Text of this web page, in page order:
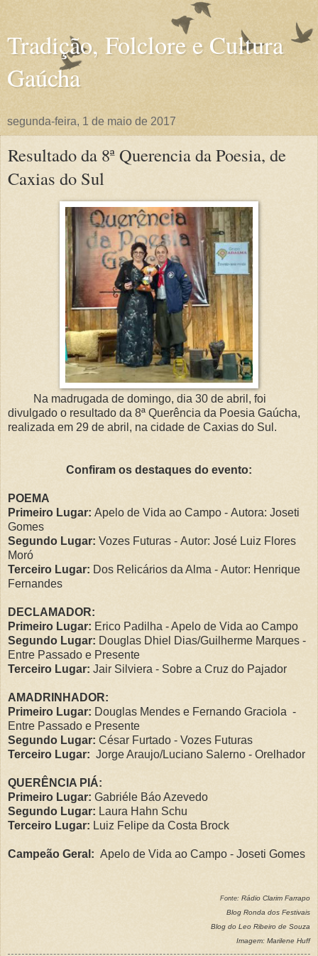
Tradição, Folclore e Cultura
Gaúcha
segunda-feira, 1 de maio de 2017
Resultado da 8ª Querencia da Poesia, de
Caxias do Sul
Na madrugada de domingo, dia 30 de abril, foi
divulgado o resultado da 8ª Querência da Poesia Gaúcha,
realizada em 29 de abril, na cidade de Caxias do Sul.
Confiram os destaques do evento:
POEMA
Primeiro Lugar: Apelo de Vida ao Campo - Autora: Joseti
Gomes
Segundo Lugar: Vozes Futuras - Autor: José Luiz Flores
Moró
Terceiro Lugar: Dos Relicários da Alma - Autor: Henrique
Fernandes
DECLAMADOR:
Primeiro Lugar: Erico Padilha - Apelo de Vida ao Campo
Segundo Lugar: Douglas Dhiel Dias/Guilherme Marques -
Entre Passado e Presente
Terceiro Lugar: Jair Silviera - Sobre a Cruz do Pajador
AMADRINHADOR:
Primeiro Lugar: Douglas Mendes e Fernando Graciola -
Entre Passado e Presente
Segundo Lugar: César Furtado - Vozes Futuras
Terceiro Lugar: Jorge Araujo/Luciano Salerno - Orelhador
QUERÊNCIA PIÁ:
Primeiro Lugar: Gabriéle Báo Azevedo
Segundo Lugar: Laura Hahn Schu
Terceiro Lugar: Luiz Felipe da Costa Brock
Campeão Geral: Apelo de Vida ao Campo - Joseti Gomes
Fonte: Rádio Clarim Farrapo
Blog Ronda dos Festivais
Blog do Leo Ribeiro de Souza
Imagem: Marilene Huff